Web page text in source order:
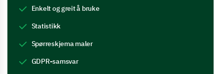
Enkelt og greit å bruke
Statistikk
Spørreskjema maler
GDPR-samsvar